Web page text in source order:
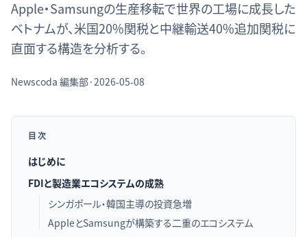
Apple・Samsungの生産移転で世界の工場に成長した
ベトナムが、米国20%関税と中継輸送40%追加関税に
直面する構造を分析する。
Newscoda 編集部·2026-05-08
目次
はじめに
FDIと製造業エコシステムの成熟
シンガポール・韓国主導の投資急増
AppleとSamsungが構築する二重のエコシステム